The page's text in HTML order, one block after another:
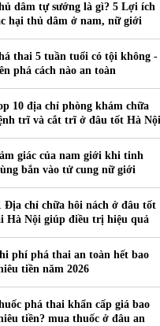
dâm tự sướng là gì? 5 Lợi ích
hại thủ dâm ở nam, nữ giới
thai 5 tuần tuổi có tội không -
phá cách nào an toàn
10 địa chỉ phòng khám chữa
trĩ và cắt trĩ ở đâu tốt Hà Nội
giác của nam giới khi tinh
bắn vào tử cung nữ giới
Địa chỉ chữa hôi nách ở đâu tốt
Hà Nội giúp điều trị hiệu quả
phí phá thai an toàn hết bao
tiền năm 2026
phá thai khẩn cấp giá bao
tiền? mua thuốc ở đâu an